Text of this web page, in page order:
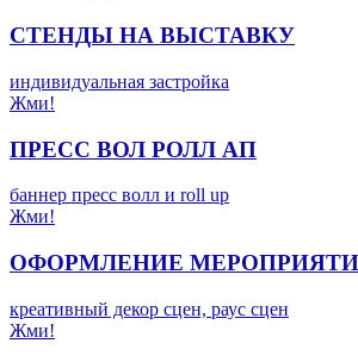
СТЕНДЫ НА ВЫСТАВКУ
индивидуальная застройка
Жми!
ПРЕСС ВОЛ РОЛЛ АП
баннер пресс волл и roll up
Жми!
ОФОРМЛЕНИЕ
креативный декор сцен, раус сцен
Жми!